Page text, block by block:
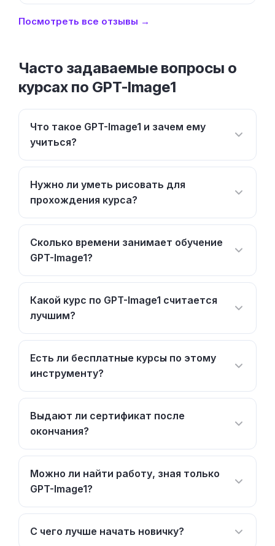
Посмотреть все отзывы →
Часто задаваемые вопросы о
курсах по GPT-Image1
Что такое GPT-Image1 и зачем ему
учиться?
Нужно ли уметь рисовать для
прохождения курса?
Сколько времени занимает обучение
GPT-Image1?
Какой курс по GPT-Image1 считается
лучшим?
Есть ли бесплатные курсы по этому
инструменту?
Выдают ли сертификат после
окончания?
Можно ли найти работу, зная только
GPT-Image1?
С чего лучше начать новичку?